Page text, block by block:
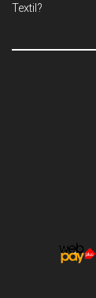
Textil?